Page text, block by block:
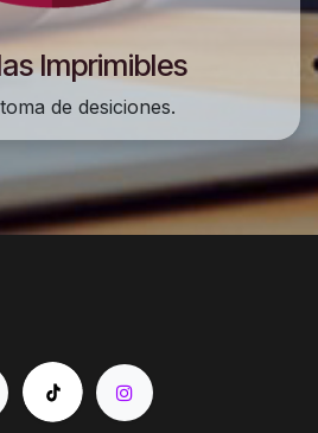
Imprimibles
de desiciones.